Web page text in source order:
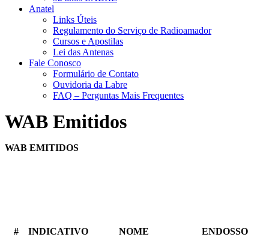
Anatel
Links Úteis
Regulamento do Serviço de Radioamador
Cursos e Apostilas
Lei das Antenas
Fale Conosco
Formulário de Contato
Ouvidoria da Labre
FAQ – Perguntas Mais Frequentes
WAB Emitidos
WAB EMITIDOS
# INDICATIVO NOME
ENDOSSO